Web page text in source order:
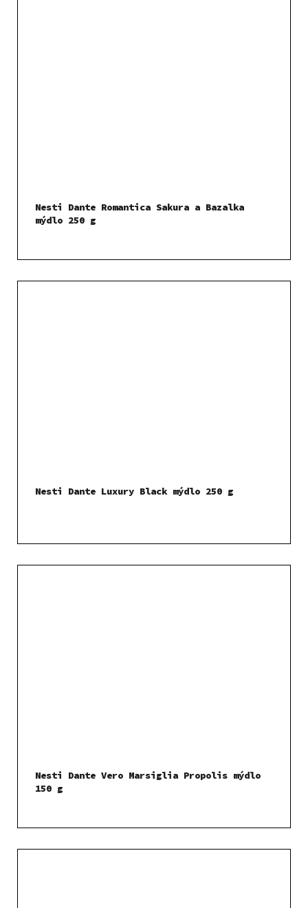
Nesti Dante Romantica Sakura a Bazalka
mýdlo 250 g
Nesti Dante Luxury Black mýdlo 250 g
Nesti Dante Vero Marsiglia Propolis mýdlo
150 g